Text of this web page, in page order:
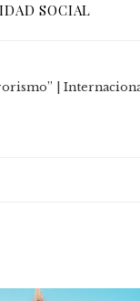
SOCIAL
|